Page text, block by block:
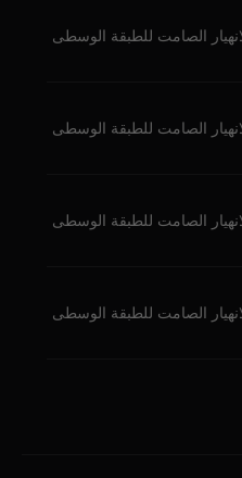
الصامت للطبقة الوسطى
الصامت للطبقة الوسطى
الصامت للطبقة الوسطى
الصامت للطبقة الوسطى